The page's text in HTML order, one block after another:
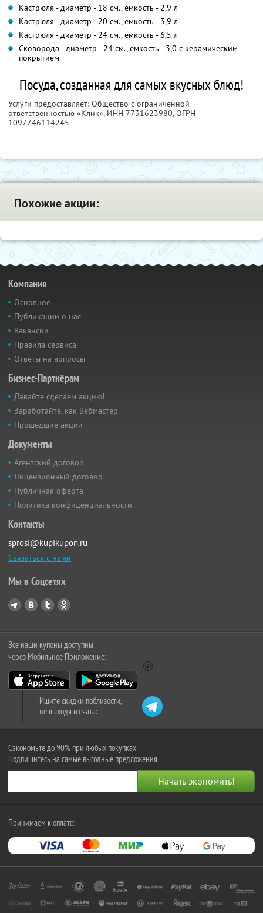
Кастрюля - диаметр - 18 см., емкость - 2,9 л
Кастрюля - диаметр - 20 см., емкость - 3,9 л
Кастрюля - диаметр - 24 см., емкость - 6,5 л
Сковорода - диаметр - 24 см., емкость - 3,0 с керамическим
покрытием
Посуда, созданная для самых вкусных блюд!
Услуги предоставляет: Общество с ограниченной
ответственностью «Клик», ИНН 7731623980, ОГРН
1097746114245
Похожие акции:
Компания
Основное
Публикации о нас
Вакансии
Правила сервиса
Ответы на вопросы
Бизнес-Партнёрам
Давайте сделаем акцию!
Заработайте, как Вебмастер
Прошедшие акции
Документы
Агентский договор
Лицензионный договор
Публичная оферта
Политика конфиденциальности
Контакты
sprosi@kupikupon.ru
Связаться с нами
Мы в Соцсетях
Все наши купоны доступны
через Мобильное Приложение:
Ищите скидки поблизости,
не выходя из чата:
Сэкономьте до 90% при любых покупках
Подпишитесь на самые выгодные предложения
Принимаем к оплате: